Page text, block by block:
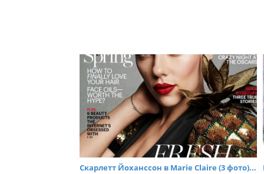
Скарлетт Йоханссон в Marie Claire (3 фото)...